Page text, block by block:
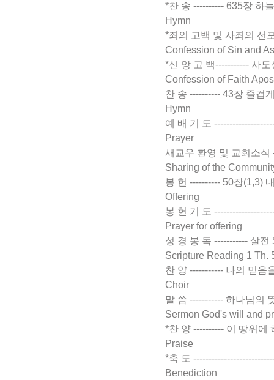
*찬 송 ---------- 635장 하
Hymn
*죄의 고백 및 사죄의 선
Confession of Sin and
*신 앙 고 백----------- 사도
Confession of Faith
찬 송 ---------- 43장 즐겁
Hymn
예 배 기 도
Prayer
새교우 환영 및 교회소식
Sharing of the
봉 헌 ---------- 50장(1,3)
Offering
봉 헌 기 도
Prayer for offering
성 경 봉 독 ----------- 살전
Scripture Reading 1 Th.
찬 양 ----------- 나의 믿음
Choir
말 씀 ----------- 하나님의
Sermon God's will and
*찬 양 ---------- 이 땅위에
Praise
*축 도
Benediction